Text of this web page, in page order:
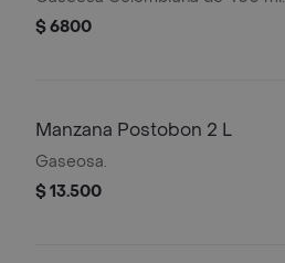
$ 6800
Manzana Postobon 2 L
Gaseosa.
$ 13.500